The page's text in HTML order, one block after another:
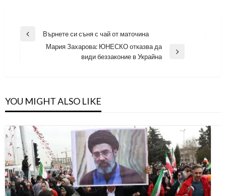
Навигация
Previous
Върнете си съня с чай от маточина
Мария Захарова: ЮНЕСКО отказва да
види беззаконие в Украйна
YOU MIGHT ALSO LIKE